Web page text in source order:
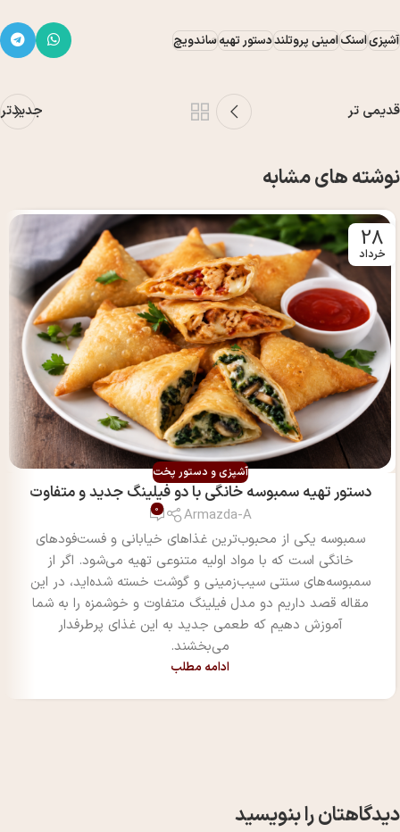
آشپزیاسنکامینی پروتلنددستور تهیهساندویچ
جدیدتر قدیمی تر
نوشته های مشابه
28
خرداد
آشپزی و دستور پخت
دستور تهیه سمبوسه خانگی با دو فیلینگ جدید و متفاوت
Armazda-A
0
سمبوسه یکی از محبوب‌ترین غذاهای خیابانی و فست‌فودهای
خانگی است که با مواد اولیه متنوعی تهیه می‌شود. اگر از
سمبوسه‌های سنتی سیب‌زمینی و گوشت خسته شده‌اید، در این
مقاله قصد داریم دو مدل فیلینگ متفاوت و خوشمزه را به شما
آموزش دهیم که طعمی جدید به این غذای پرطرفدار
می‌بخشند.
ادامه مطلب
دیدگاهتان را بنویسید